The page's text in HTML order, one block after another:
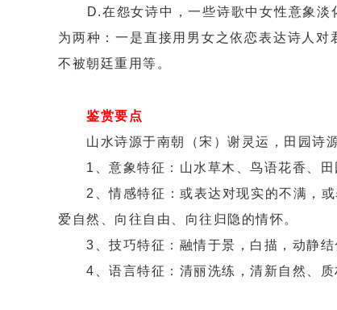
D.在怨女诗中，一些诗歌中女性意象淡
为两种：一是直接用男女之依恋表达诗人
不被朝廷重用等。
鉴赏要点
山水诗源于南朝（宋）谢灵运，田园诗源
1、意象特征：山水草木、鸟语花香、田
2、情感特征：或表达对现实的不满，或
爱自然、向往自由、向往归隐的情怀。
3、技巧特征：融情于景，白描，动静结
4、语言特征：清丽洗练，清新自然、质